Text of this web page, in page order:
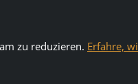
zu reduzieren. Erfahre,